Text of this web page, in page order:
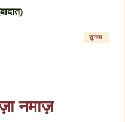
सुनना
नमाज़